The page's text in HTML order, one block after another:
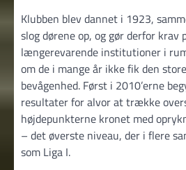
Klubben blev dannet i 1923,
slog dørene op, og gør derfor
længerevarende institutioner i
om de i mange år ikke fik den
bevågenhed. Først i 2010’erne
resultater for alvor at trække
højdepunkterne kronet med
– det øverste niveau, der i flere
som Liga I.